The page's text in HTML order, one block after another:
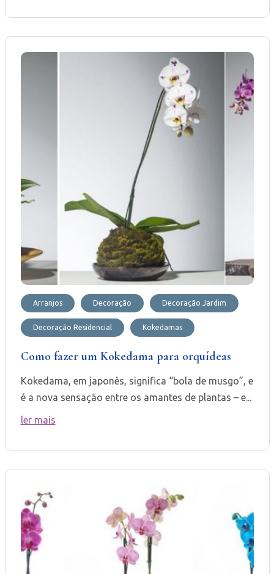
Arranjos Decoração Decoração Jardim
Decoração Residencial Kokedamas
Como fazer um Kokedama para orquídeas
Kokedama, em japonês, significa “bola de musgo”, e
é a nova sensação entre os amantes de plantas – e...
ler mais